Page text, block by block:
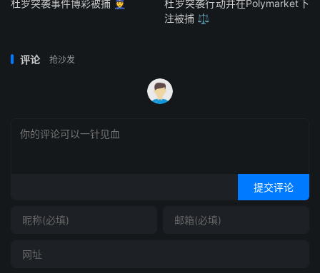
杜罗突袭事件博彩被捕 👮
杜罗突袭行动并在Polymarket下
注被捕 ⚖️
评论 抢沙发
提交评论